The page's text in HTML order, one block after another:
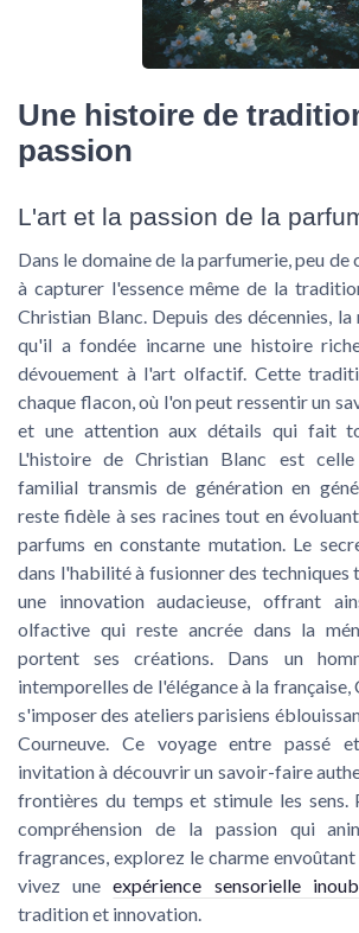
Une histoire de
passion
L'art et la passion de la
Dans le domaine de la parfumerie, peu de
à capturer l'essence même de la
Christian Blanc. Depuis des décennies,
qu'il a fondée incarne une histoire
dévouement à l'art olfactif. Cette
chaque flacon, où l'on peut ressentir un
et une attention aux détails qui fait
L'histoire de Christian Blanc est celle
familial transmis de génération en
reste fidèle à ses racines tout en
parfums en constante mutation. Le
dans l'habilité à fusionner des techniques
une innovation audacieuse, offrant
olfactive qui reste ancrée dans la
portent ses créations. Dans un
intemporelles de l'élégance à la française,
s'imposer des ateliers parisiens
Courneuve. Ce voyage entre passé
invitation à découvrir un savoir-faire
frontières du temps et stimule les sens.
compréhension de la passion qui
fragrances, explorez le charme
vivez uneexpérience sensorielle
tradition et innovation.